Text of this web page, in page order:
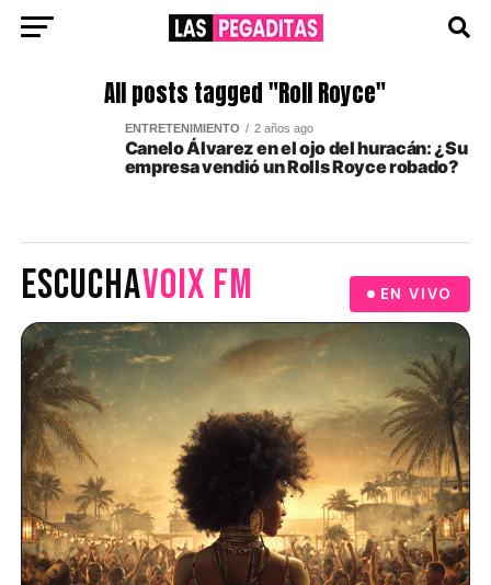
All posts tagged "Roll Royce"
ENTRETENIMIENTO 2 años ago
Canelo Álvarez en el ojo del huracán: ¿Su
empresa vendió un Rolls Royce robado?
ESCUCHAVOIX FM EN VIVO